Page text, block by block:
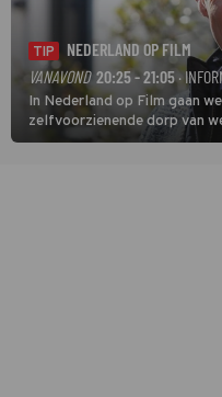
TIP
NEDERLAND OP FILM
VANAVOND 20:25 - 21:05·
In Nederland op Film gaan
zelfvoorzienende dorp van
Daniëls de kijkers